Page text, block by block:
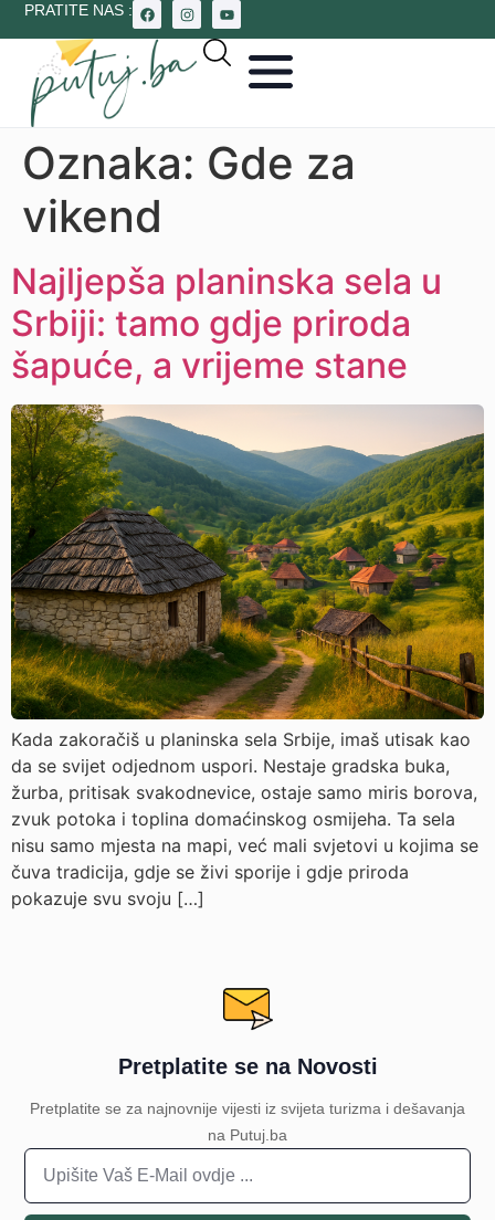
PRATITE NAS :
Oznaka: Gde za
vikend
Najljepša planinska sela u
Srbiji: tamo gdje priroda
šapuće, a vrijeme stane
Kada zakoračiš u planinska sela Srbije, imaš utisak kao
da se svijet odjednom uspori. Nestaje gradska buka,
žurba, pritisak svakodnevice, ostaje samo miris borova,
zvuk potoka i toplina domaćinskog osmijeha. Ta sela
nisu samo mjesta na mapi, već mali svjetovi u kojima se
čuva tradicija, gdje se živi sporije i gdje priroda
pokazuje svu svoju […]
Pretplatite se na Novosti
Pretplatite se za najnovnije vijesti iz svijeta turizma i dešavanja
na Putuj.ba